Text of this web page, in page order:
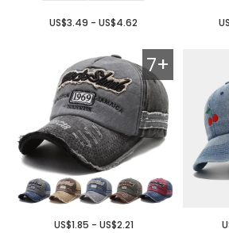
US$3.49 - US$4.62
7+
US$1.85 - US$2.21